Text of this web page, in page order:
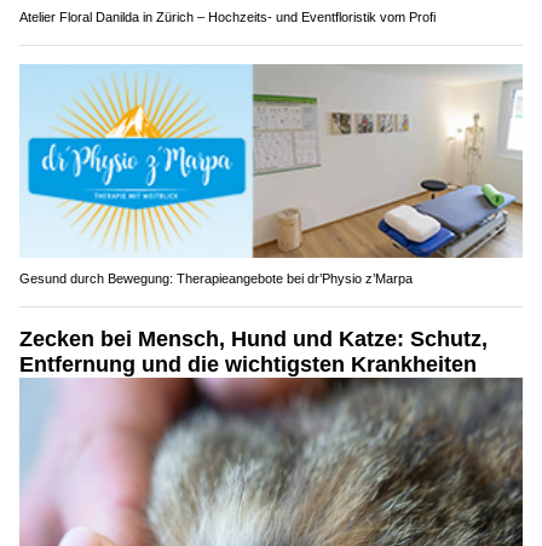
Atelier Floral Danilda in Zürich – Hochzeits- und Eventfloristik vom Profi
Gesund durch Bewegung: Therapieangebote bei dr’Physio z’Marpa
Zecken bei Mensch, Hund und Katze: Schutz,
Entfernung und die wichtigsten Krankheiten